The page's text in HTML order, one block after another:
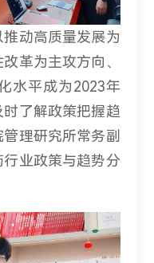
动高质量发展为
革为主攻方向、
水平成为2023年
了解政策把握趋
理研究所常务副
业政策与趋势分